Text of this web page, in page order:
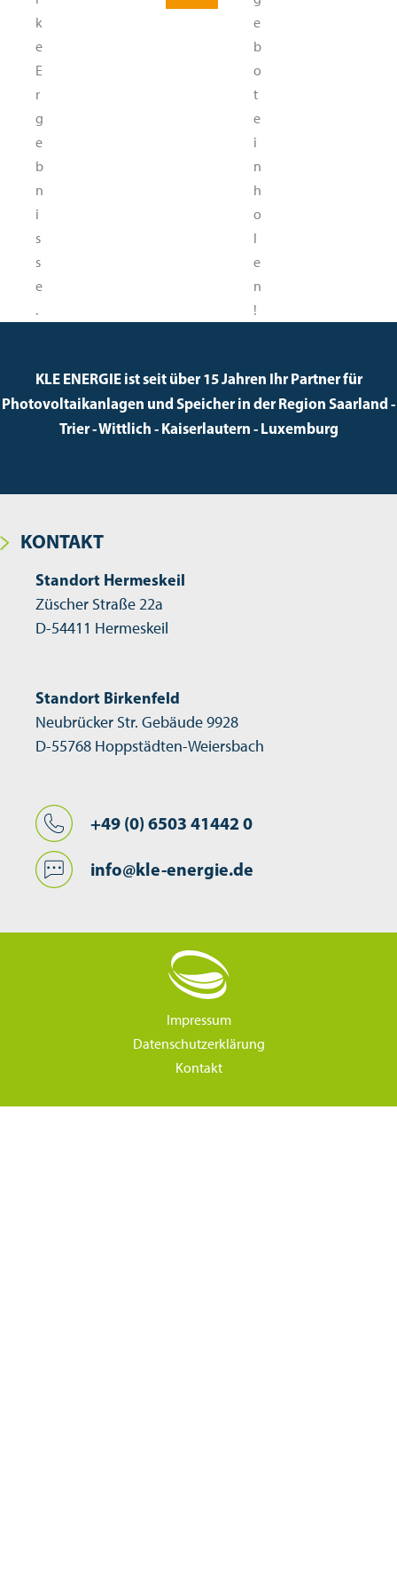
k
e
E
r
g
e
b
n
i
s
s
e
.
e
b
o
t
e
i
n
h
o
l
e
n
!
KLE ENERGIE ist seit über 15 Jahren Ihr Partner für
Photovoltaikanlagen und Speicher in der Region Saarland -
Trier - Wittlich - Kaiserlautern - Luxemburg
KONTAKT
Standort Hermeskeil
Züscher Straße 22a
D-54411 Hermeskeil
Standort Birkenfeld
Neubrücker Str. Gebäude 9928
D-55768 Hoppstädten-Weiersbach
+49 (0) 6503 41442 0
info@kle-energie.de
Impressum
Datenschutzerklärung
Kontakt